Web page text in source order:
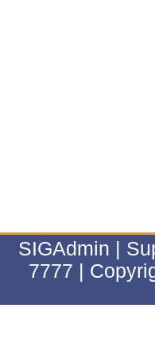
SIGAdmin |
7777 |